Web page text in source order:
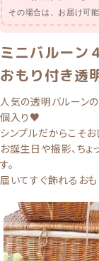
その場合は、お届け可
ミニバルーン
おもり付き透
人気の透明バルーン
個入り♥
シンプルだからこそ
お誕生日や撮影、ち
す。
届いてすぐ飾れるお